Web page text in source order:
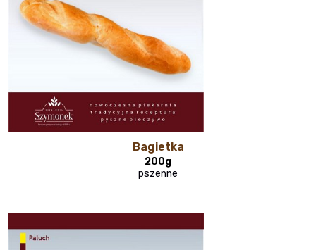
Bagietka
200g
pszenne